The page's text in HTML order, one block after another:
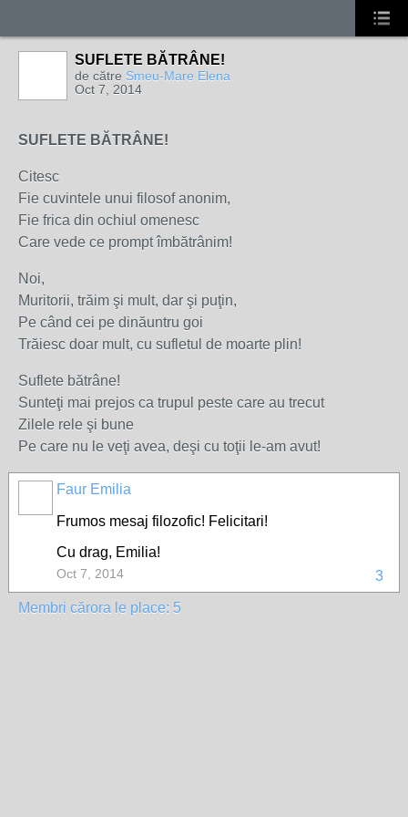
SUFLETE BĂTRÂNE!
de către Smeu-Mare Elena
Oct 7, 2014
SUFLETE BĂTRÂNE!
Citesc
Fie cuvintele unui filosof anonim,
Fie frica din ochiul omenesc
Care vede ce prompt îmbătrânim!
Noi,
Muritorii, trăim şi mult, dar şi puţin,
Pe când cei pe dinăuntru goi
Trăiesc doar mult, cu sufletul de moarte plin!
Suflete bătrâne!
Sunteţi mai prejos ca trupul peste care au trecut
Zilele rele şi bune
Pe care nu le veţi avea, deşi cu toţii le-am avut!
Faur Emilia
Frumos mesaj filozofic! Felicitari!
Cu drag, Emilia!
3
Oct 7, 2014
Membri cărora le place: 5